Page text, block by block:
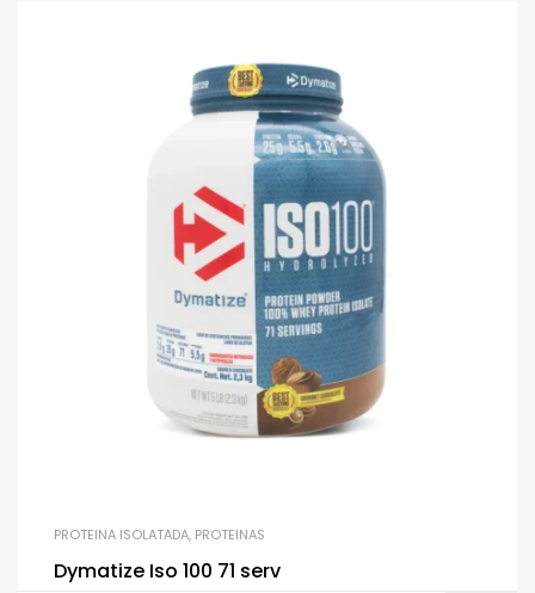
PROTEINA ISOLATADA, PROTEINAS
Dymatize Iso 100 71 serv